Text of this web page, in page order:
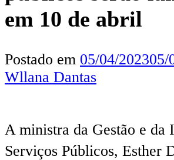
em 10 de abril
Postado em 05/04/202305/
Wllana Dantas
A ministra da Gestão e da
Serviços Públicos, Esther